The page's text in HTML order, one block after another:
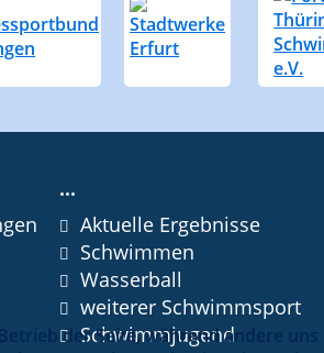
...
Aktuelle Ergebnisse
Schwimmen
Wasserball
weiterer Schwimmsport
Schwimmjugend
der Seite, während andere